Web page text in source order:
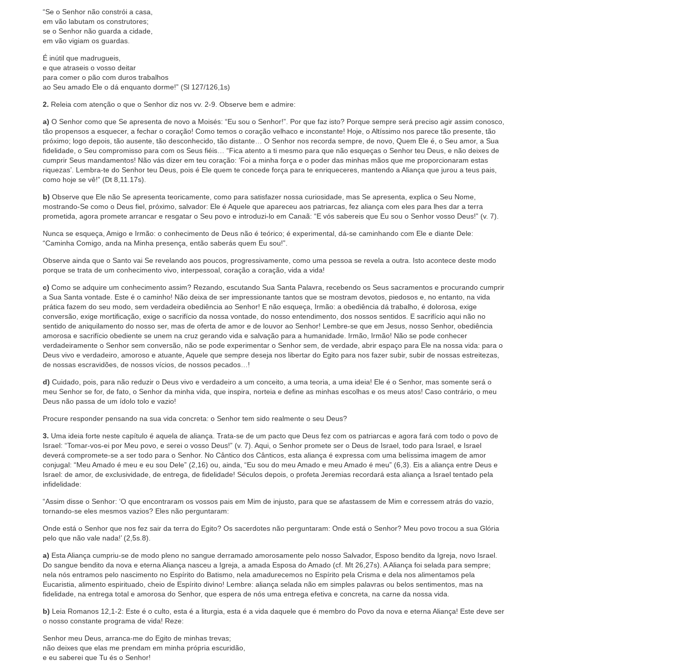
“Se o Senhor não constrói a casa,
em vão labutam os construtores;
se o Senhor não guarda a cidade,
em vão vigiam os guardas.
É inútil que madrugueis,
e que atraseis o vosso deitar
para comer o pão com duros trabalhos
ao Seu amado Ele o dá enquanto dorme!” (Sl 127/126,1s)
2. Releia com atenção o que o Senhor diz nos vv. 2-9. Observe bem e admire:
a) O Senhor como que Se apresenta de novo a Moisés: “Eu sou o Senhor!”. Por que faz isto? Porque sempre será preciso agir assim conosco,
tão propensos a esquecer, a fechar o coração! Como temos o coração velhaco e inconstante! Hoje, o Altíssimo nos parece tão presente, tão
próximo; logo depois, tão ausente, tão desconhecido, tão distante… O Senhor nos recorda sempre, de novo, Quem Ele é, o Seu amor, a Sua
fidelidade, o Seu compromisso para com os Seus fiéis… “Fica atento a ti mesmo para que não esqueças o Senhor teu Deus, e não deixes de
cumprir Seus mandamentos! Não vás dizer em teu coração: ‘Foi a minha força e o poder das minhas mãos que me proporcionaram estas
riquezas’. Lembra-te do Senhor teu Deus, pois é Ele quem te concede força para te enriqueceres, mantendo a Aliança que jurou a teus pais,
como hoje se vê!” (Dt 8,11.17s).
b) Observe que Ele não Se apresenta teoricamente, como para satisfazer nossa curiosidade, mas Se apresenta, explica o Seu Nome,
mostrando-Se como o Deus fiel, próximo, salvador: Ele é Aquele que apareceu aos patriarcas, fez aliança com eles para lhes dar a terra
prometida, agora promete arrancar e resgatar o Seu povo e introduzi-lo em Canaã: “E vós sabereis que Eu sou o Senhor vosso Deus!” (v. 7).
Nunca se esqueça, Amigo e Irmão: o conhecimento de Deus não é teórico; é experimental, dá-se caminhando com Ele e diante Dele:
“Caminha Comigo, anda na Minha presença, então saberás quem Eu sou!”.
Observe ainda que o Santo vai Se revelando aos poucos, progressivamente, como uma pessoa se revela a outra. Isto acontece deste modo
porque se trata de um conhecimento vivo, interpessoal, coração a coração, vida a vida!
c) Como se adquire um conhecimento assim? Rezando, escutando Sua Santa Palavra, recebendo os Seus sacramentos e procurando cumprir
a Sua Santa vontade. Este é o caminho! Não deixa de ser impressionante tantos que se mostram devotos, piedosos e, no entanto, na vida
prática fazem do seu modo, sem verdadeira obediência ao Senhor! E não esqueça, Irmão: a obediência dá trabalho, é dolorosa, exige
conversão, exige mortificação, exige o sacrifício da nossa vontade, do nosso entendimento, dos nossos sentidos. E sacrifício aqui não no
sentido de aniquilamento do nosso ser, mas de oferta de amor e de louvor ao Senhor! Lembre-se que em Jesus, nosso Senhor, obediência
amorosa e sacrifício obediente se unem na cruz gerando vida e salvação para a humanidade. Irmão, Irmão! Não se pode conhecer
verdadeiramente o Senhor sem conversão, não se pode experimentar o Senhor sem, de verdade, abrir espaço para Ele na nossa vida: para o
Deus vivo e verdadeiro, amoroso e atuante, Aquele que sempre deseja nos libertar do Egito para nos fazer subir, subir de nossas estreitezas,
de nossas escravidões, de nossos vícios, de nossos pecados…!
d) Cuidado, pois, para não reduzir o Deus vivo e verdadeiro a um conceito, a uma teoria, a uma ideia! Ele é o Senhor, mas somente será o
meu Senhor se for, de fato, o Senhor da minha vida, que inspira, norteia e define as minhas escolhas e os meus atos! Caso contrário, o meu
Deus não passa de um ídolo tolo e vazio!
Procure responder pensando na sua vida concreta: o Senhor tem sido realmente o seu Deus?
3. Uma ideia forte neste capítulo é aquela de aliança. Trata-se de um pacto que Deus fez com os patriarcas e agora fará com todo o povo de
Israel: “Tomar-vos-ei por Meu povo, e serei o vosso Deus!” (v. 7). Aqui, o Senhor promete ser o Deus de Israel, todo para Israel, e Israel
deverá compromete-se a ser todo para o Senhor. No Cântico dos Cânticos, esta aliança é expressa com uma belíssima imagem de amor
conjugal: “Meu Amado é meu e eu sou Dele” (2,16) ou, ainda, “Eu sou do meu Amado e meu Amado é meu” (6,3). Eis a aliança entre Deus e
Israel: de amor, de exclusividade, de entrega, de fidelidade! Séculos depois, o profeta Jeremias recordará esta aliança a Israel tentado pela
infidelidade:
“Assim disse o Senhor: ‘O que encontraram os vossos pais em Mim de injusto, para que se afastassem de Mim e corressem atrás do vazio,
tornando-se eles mesmos vazios? Eles não perguntaram:
Onde está o Senhor que nos fez sair da terra do Egito? Os sacerdotes não perguntaram: Onde está o Senhor? Meu povo trocou a sua Glória
pelo que não vale nada!’ (2,5s.8).
a) Esta Aliança cumpriu-se de modo pleno no sangue derramado amorosamente pelo nosso Salvador, Esposo bendito da Igreja, novo Israel.
Do sangue bendito da nova e eterna Aliança nasceu a Igreja, a amada Esposa do Amado (cf. Mt 26,27s). A Aliança foi selada para sempre;
nela nós entramos pelo nascimento no Espírito do Batismo, nela amadurecemos no Espírito pela Crisma e dela nos alimentamos pela
Eucaristia, alimento espirituado, cheio de Espírito divino! Lembre: aliança selada não em simples palavras ou belos sentimentos, mas na
fidelidade, na entrega total e amorosa do Senhor, que espera de nós uma entrega efetiva e concreta, na carne da nossa vida.
b) Leia Romanos 12,1-2: Este é o culto, esta é a liturgia, esta é a vida daquele que é membro do Povo da nova e eterna Aliança! Este deve ser
o nosso constante programa de vida! Reze:
Senhor meu Deus, arranca-me do Egito de minhas trevas;
não deixes que elas me prendam em minha própria escuridão,
e eu saberei que Tu és o Senhor!